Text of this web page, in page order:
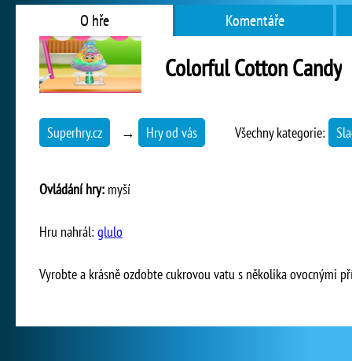
O hře Komentáře
Colorful Cotton Candy
Superhry.cz → Hry od vás Všechny kategorie:
Ovládání hry: myší
Hru nahrál: glulo
Vyrobte a krásně ozdobte cukrovou vatu s několika ovocnými